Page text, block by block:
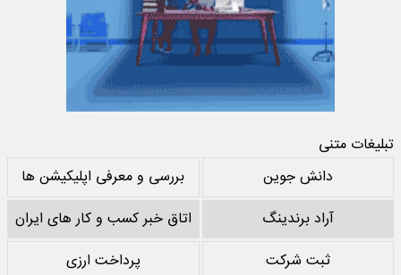
تبلیغات متنی
دانش جوین
بررسی و معرفی اپلیکیشن ها
آراد برندینگ
اتاق خبر کسب و کار های ایران
ثبت شرکت
پرداخت ارزی